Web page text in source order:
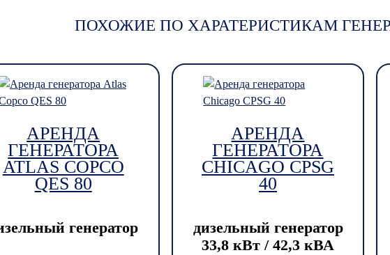
ПОХОЖИЕ ПО ХАРАТЕРИСТИКАМ
АРЕНДА
ГЕНЕРАТОРА
ATLAS COPCO
QES 80
генератор
АРЕНДА
ГЕНЕРАТОРА
CHICAGO CPSG
40
дизельный генератор
33,8 кВт / 42,3 кВА